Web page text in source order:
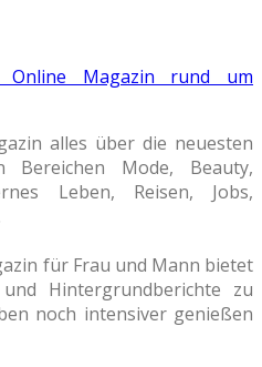
Online Magazin rund um
alles über die neuesten
Bereichen Mode, Beauty,
Leben, Reisen, Jobs,
für Frau und Mann bietet
Hintergrundberichte zu
noch intensiver genießen